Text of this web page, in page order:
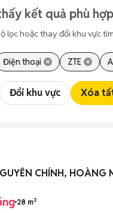
kết quả phù
lọc hoặc thay đổi khu vực
Điện thoại ZTE
Đổi khu vực Xóa
CHÍNH, HOÀNG
28 m²